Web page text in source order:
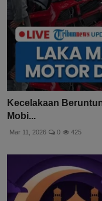
Kecelakaan
Mobi...
Mar 11, 2026 0 425